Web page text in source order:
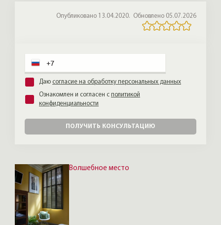
соседей.
Волшебное место
Опубликовано 13.04.2020. Обновлено 05.07.2026
Даю согласие на обработку персональных данных
Ознакомлен и согласен с политикой
конфиденциальности
ПОЛУЧИТЬ КОНСУЛЬТАЦИЮ